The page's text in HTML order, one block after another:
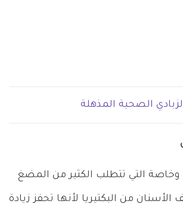
الصحية المذهلة
وخاصة التي تتطلب الكثير من المضغ
من البكتيريا لأنها تحفز زيادة